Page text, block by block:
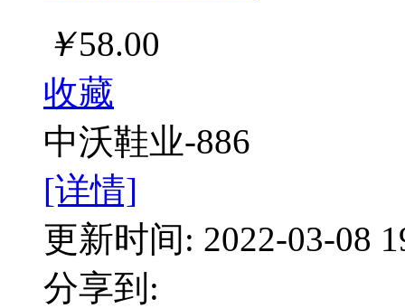
￥58.00
收藏
中沃鞋业-886
[详情]
更新时间: 2022-03-08
分享到: